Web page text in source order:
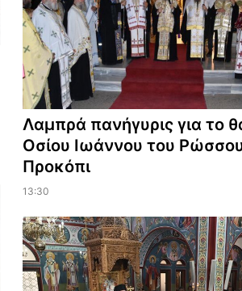
Λαμπρά πανήγυρις για το
Οσίου Ιωάννου του
Προκόπι
13:30